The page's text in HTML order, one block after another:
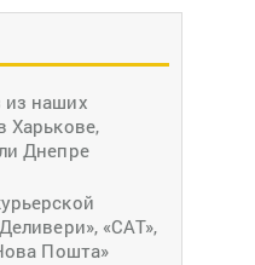
наших
Харькове,
Днепре
«САТ»,
Пошта»